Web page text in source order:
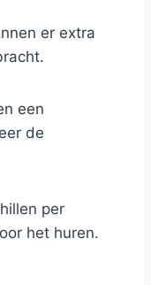
er extra
een
de
per
het huren.